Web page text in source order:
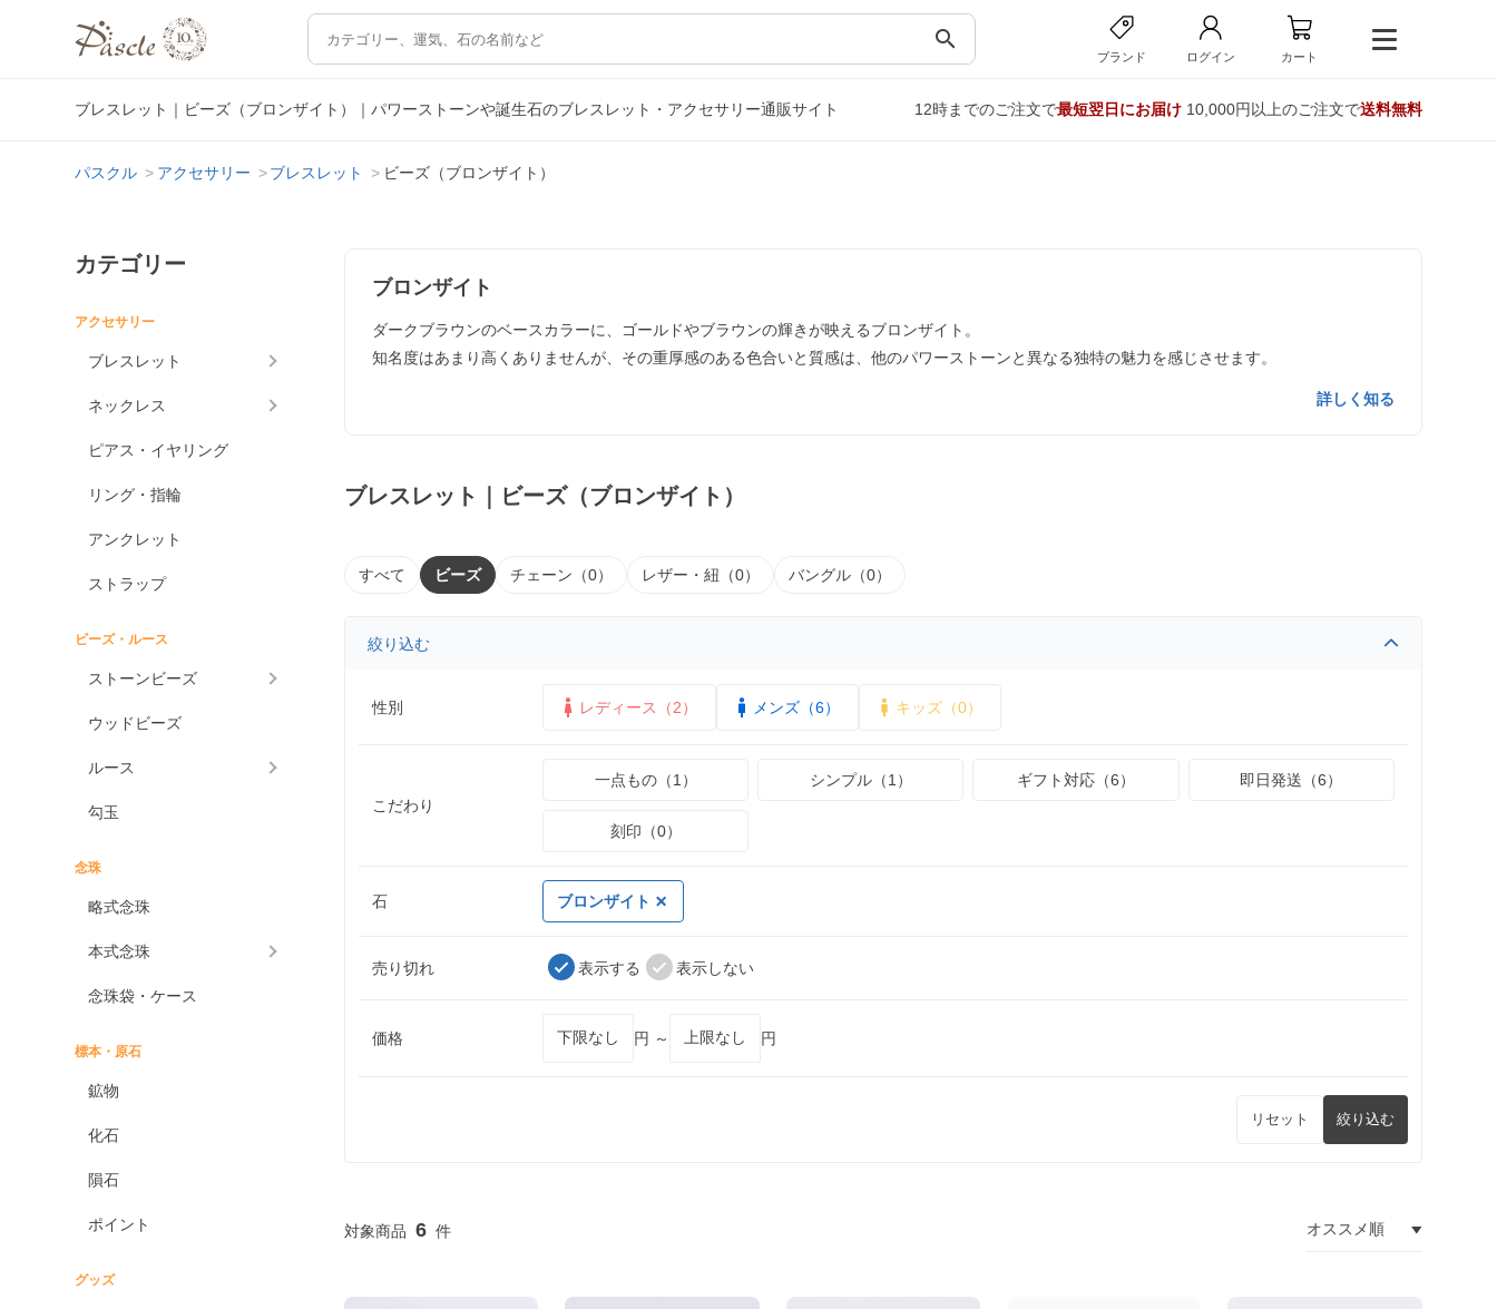
search
ブランド ログイン カート
ブレスレット｜ビーズ（ブロンザイト）｜パワーストーンや誕生石のブレスレット・アクセサリー通販サイト 12時までのご注文で最短翌日にお届け10,000円以上のご注文で送料無料
パスクル アクセサリー ブレスレット ビーズ（ブロンザイト）
カテゴリー
アクセサリー
ブレスレット
ネックレス
ピアス・イヤリング
リング・指輪
アンクレット
ストラップ
ビーズ・ルース
ストーンビーズ
ウッドビーズ
ルース
勾玉
念珠
略式念珠
本式念珠
念珠袋・ケース
標本・原石
鉱物
化石
隕石
ポイント
グッズ
ブロンザイト
ダークブラウンのベースカラーに、ゴールドやブラウンの輝きが映えるブロンザイト。
知名度はあまり高くありませんが、その重厚感のある色合いと質感は、他のパワーストーンと異なる独特の魅力を感じさせます。
詳しく知る
ブレスレット｜ビーズ（ブロンザイト）
すべて ビーズ チェーン（0） レザー・紐（0） バングル（0）
絞り込む
性別 レディース（2） メンズ（6） キッズ（0）
こだわり
一点もの（1） シンプル（1） ギフト対応（6） 即日発送（6）
刻印（0）
石 ブロンザイト
売り切れ 表示する 表示しない
価格 円 ～ 円
リセット 絞り込む
6